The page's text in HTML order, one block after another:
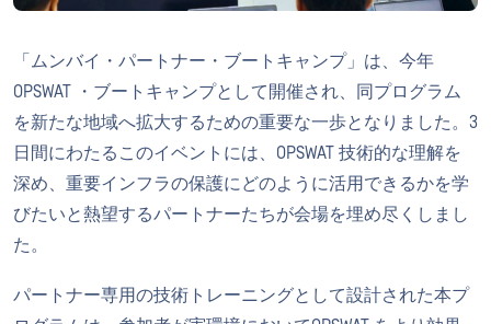
「ムンバイ・パートナー・ブートキャンプ」は、今年
OPSWAT ・ブートキャンプとして開催され、同プログラム
を新たな地域へ拡大するための重要な一歩となりました。3
日間にわたるこのイベントには、OPSWAT 技術的な理解を
深め、重要インフラの保護にどのように活用できるかを学
びたいと熱望するパートナーたちが会場を埋め尽くしまし
た。
パートナー専用の技術トレーニングとして設計された本プ